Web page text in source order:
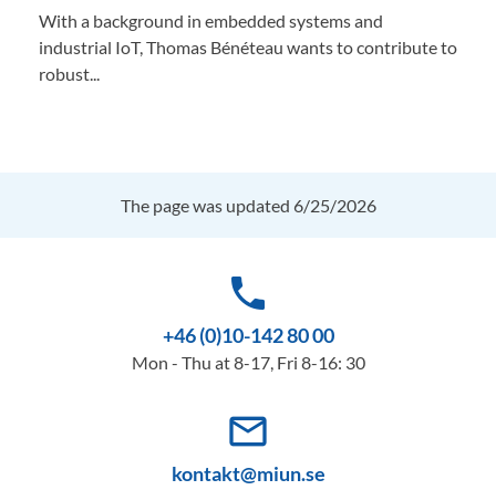
With a background in embedded systems and
industrial IoT, Thomas Bénéteau wants to contribute to
robust...
The page was updated 6/25/2026
phone
+46 (0)10-142 80 00
Mon - Thu at 8-17, Fri 8-16: 30
mail_outline
kontakt@miun.se